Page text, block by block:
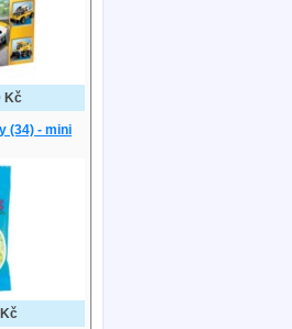
Kč
(34) - mini